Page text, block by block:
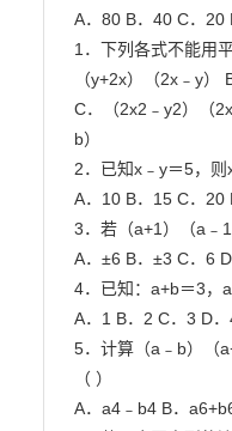
A．80 B．40 C．20
1．下列各式不能用
（y+2x）（2x﹣y）
C．（2x2﹣y2）（
b）
2．已知x﹣y＝5，则
A．10 B．15 C．20
3．若（a+1）（
A．±6 B．±3 C．6
4．已知：a+b＝3，
A．1 B．2 C．3 D
5．计算（a﹣b）（
（ ）
A．a4﹣b4 B．